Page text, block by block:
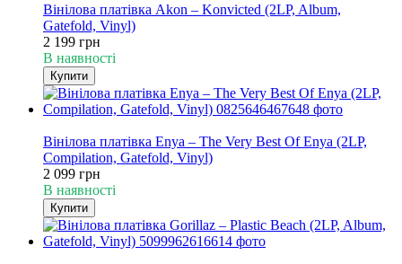
Вінілова платівка Akon – Konvicted (2LP, Album,
Gatefold, Vinyl)
2 199 грн
В наявності
Купити
Вінілова платівка Enya – The Very Best Of Enya (2LP,
Compilation, Gatefold, Vinyl)
2 099 грн
В наявності
Купити